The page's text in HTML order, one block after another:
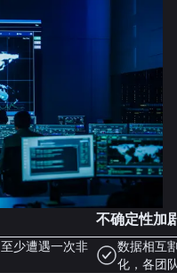
少遭遇一次非
不确定性加
数据相互
化，各团